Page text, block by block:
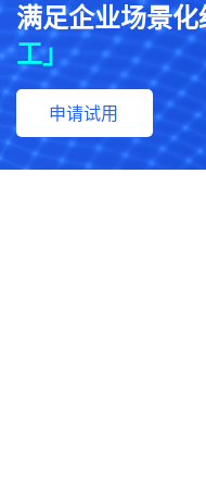
满足企业场景
工」
申请试用